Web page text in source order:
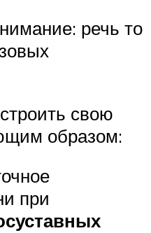
речь то
свою
образом:
при